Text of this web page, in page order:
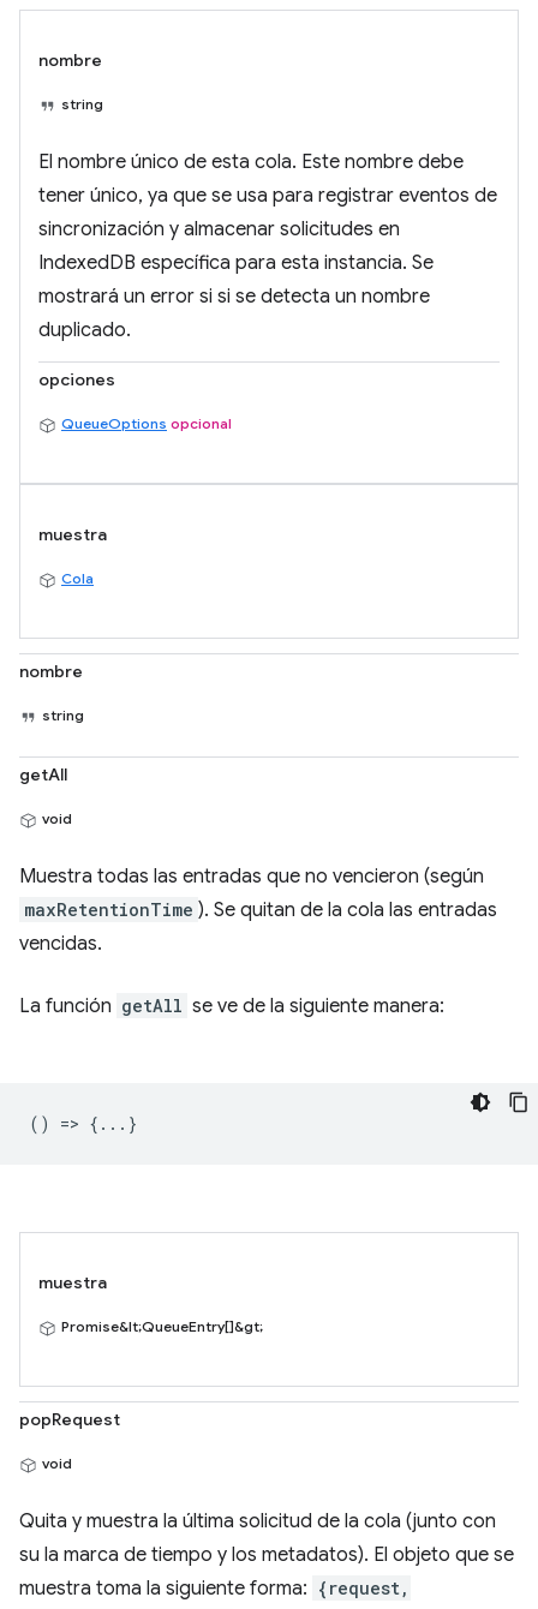
nombre
string
El nombre único de esta cola. Este nombre debe
tener único, ya que se usa para registrar eventos de
sincronización y almacenar solicitudes en
IndexedDB específica para esta instancia. Se
mostrará un error si si se detecta un nombre
duplicado.
opciones
QueueOptions opcional
muestra
Cola
nombre
string
getAll
void
Muestra todas las entradas que no vencieron (según
maxRetentionTime ). Se quitan de la cola las entradas
vencidas.
La función getAll se ve de la siguiente manera:
() => {...}
muestra
Promise&lt;QueueEntry[]&gt;
popRequest
void
Quita y muestra la última solicitud de la cola (junto con
su la marca de tiempo y los metadatos). El objeto que se
muestra toma la siguiente forma: {request,